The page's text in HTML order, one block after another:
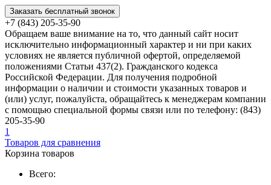
Заказать бесплатный звонок
+7 (843) 205-35-90
Обращаем ваше внимание на то, что данный сайт носит
исключительно информационный характер и ни при каких
условиях не является публичной офертой, определяемой
положениями Статьи 437(2). Гражданского кодекса
Российской Федерации. Для получения подробной
информации о наличии и стоимости указанных товаров и
(или) услуг, пожалуйста, обращайтесь к менеджерам компании
с помощью специальной формы связи или по телефону: (843)
205-35-90
1
Товаров для сравнения
Корзина товаров
Всего: